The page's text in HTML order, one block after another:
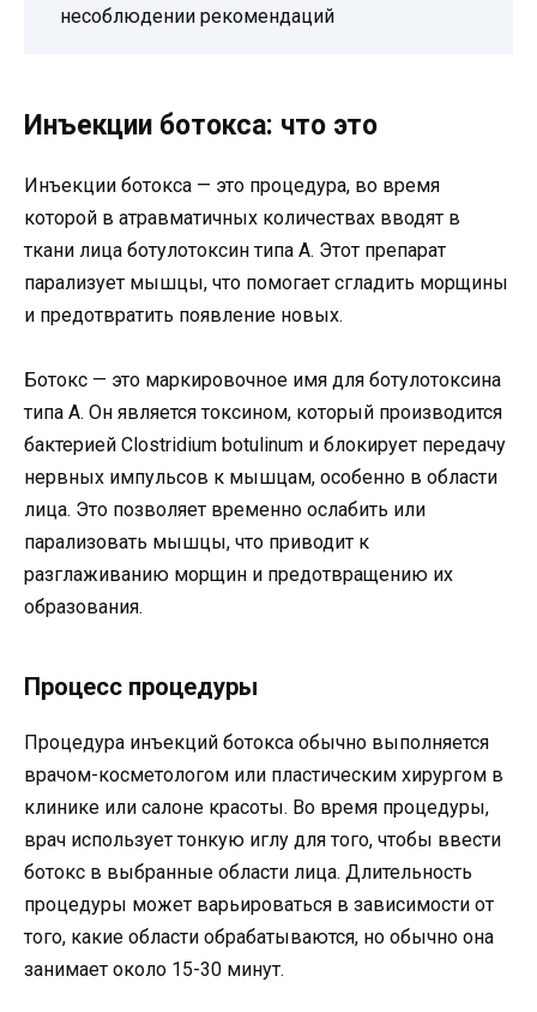
несоблюдении рекомендаций
Инъекции ботокса: что это
Инъекции ботокса — это процедура, во время
которой в атравматичных количествах вводят в
ткани лица ботулотоксин типа А. Этот препарат
парализует мышцы, что помогает сгладить морщины
и предотвратить появление новых.
Ботокс — это маркировочное имя для ботулотоксина
типа А. Он является токсином, который производится
бактерией Clostridium botulinum и блокирует передачу
нервных импульсов к мышцам, особенно в области
лица. Это позволяет временно ослабить или
парализовать мышцы, что приводит к
разглаживанию морщин и предотвращению их
образования.
Процесс процедуры
Процедура инъекций ботокса обычно выполняется
врачом-косметологом или пластическим хирургом в
клинике или салоне красоты. Во время процедуры,
врач использует тонкую иглу для того, чтобы ввести
ботокс в выбранные области лица. Длительность
процедуры может варьироваться в зависимости от
того, какие области обрабатываются, но обычно она
занимает около 15-30 минут.